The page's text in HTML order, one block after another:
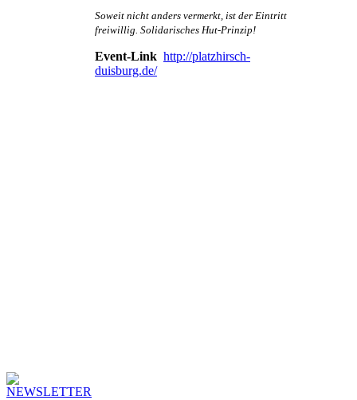
Soweit nicht anders vermerkt, ist der Eintritt
freiwillig. Solidarisches Hut-Prinzip!
Event-Link http://platzhirsch-
duisburg.de/